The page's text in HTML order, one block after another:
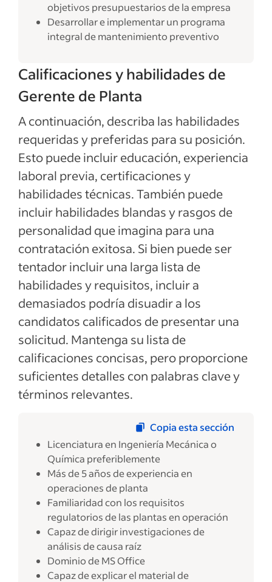
objetivos presupuestarios de la empresa
Desarrollar e implementar un programa
integral de mantenimiento preventivo
Calificaciones y habilidades de
Gerente de Planta
A continuación, describa las habilidades
requeridas y preferidas para su posición.
Esto puede incluir educación, experiencia
laboral previa, certificaciones y
habilidades técnicas. También puede
incluir habilidades blandas y rasgos de
personalidad que imagina para una
contratación exitosa. Si bien puede ser
tentador incluir una larga lista de
habilidades y requisitos, incluir a
demasiados podría disuadir a los
candidatos calificados de presentar una
solicitud. Mantenga su lista de
calificaciones concisas, pero proporcione
suficientes detalles con palabras clave y
términos relevantes.
Copia esta sección
Licenciatura en Ingeniería Mecánica o
Química preferiblemente
Más de 5 años de experiencia en
operaciones de planta
Familiaridad con los requisitos
regulatorios de las plantas en operación
Capaz de dirigir investigaciones de
análisis de causa raíz
Dominio de MS Office
Capaz de explicar el material de